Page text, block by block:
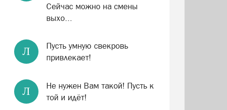
Сейчас можно на смены
выхо...
Л
Пусть умную свекровь
привлекает!
Л
Не нужен Вам такой! Пусть к
той и идёт!